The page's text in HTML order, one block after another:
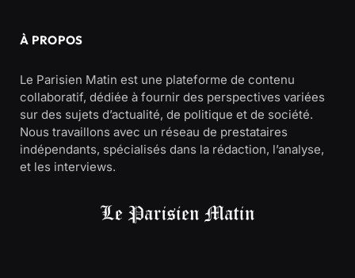
À PROPOS
Le Parisien Matin est une plateforme de contenu
collaboratif, dédiée à fournir des perspectives variées
sur des sujets d’actualité, de politique et de société.
Nous travaillons avec un réseau de prestataires
indépendants, spécialisés dans la rédaction, l’analyse,
et les interviews.